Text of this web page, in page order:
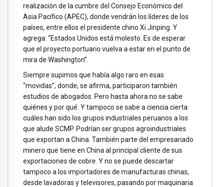
realización de la cumbre del Consejo Económico del
Asia Pacífico (APEC), donde vendrán los líderes de los
países, entre ellos el presidente chino Xi Jinping. Y
agrega: “Estados Unidos está molesto. Es de esperar
que el proyecto portuario vuelva a estar en el punto de
mira de Washington”.
Siempre supimos que había algo raro en esas
“movidas”, donde, se afirma, participaron también
estudios de abogados. Pero hasta ahora no se sabe
quiénes y por qué. Y tampoco se sabe a ciencia cierta
cuáles han sido los grupos industriales peruanos a los
que alude SCMP. Podrían ser grupos agroindustriales
que exportan a China. También parte del empresariado
minero que tiene en China al principal cliente de sus
exportaciones de cobre. Y no se puede descartar
tampoco a los importadores de manufacturas chinas,
desde lavadoras y televisores, pasando por maquinaria